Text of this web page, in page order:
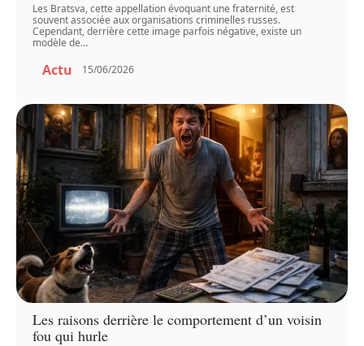
Les Bratsva, cette appellation évoquant une fraternité, est
souvent associée aux organisations criminelles russes.
Cependant, derrière cette image parfois négative, existe un
modèle de…
Actu 15/06/2026
Les raisons derrière le comportement d’un voisin
fou qui hurle